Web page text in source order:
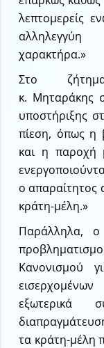
λεπτομερείς
αλληλεγγύη
χαρακτήρα.»
Στο
κ. Μηταράκης
υποστήριξης
πίεση, όπως η
και η παροχή
ο απαραίτητος
κράτη-μέλη.»
Παράλληλα,
Κανονισμού
εξωτερικά
τα κράτη-μέλη